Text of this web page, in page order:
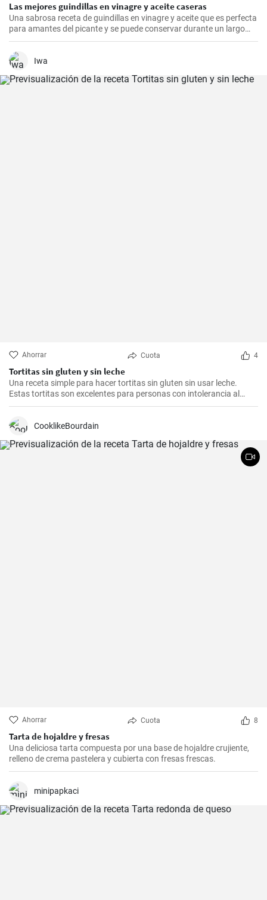
Las mejores guindillas en vinagre y aceite caseras
Una sabrosa receta de guindillas en vinagre y aceite que es perfecta
para amantes del picante y se puede conservar durante un largo
periodo de tiempo.
Iwa
Ahorrar Cuota 4
Tortitas sin gluten y sin leche
Una receta simple para hacer tortitas sin gluten sin usar leche.
Estas tortitas son excelentes para personas con intolerancia al
gluten o la lactosa.
CooklikeBourdain
Ahorrar Cuota 8
Tarta de hojaldre y fresas
Una deliciosa tarta compuesta por una base de hojaldre crujiente,
relleno de crema pastelera y cubierta con fresas frescas.
minipapkaci